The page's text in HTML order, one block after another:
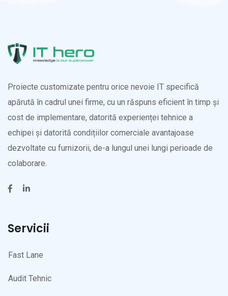
Proiecte customizate pentru orice nevoie IT specifică
apărută în cadrul unei firme, cu un răspuns eficient în timp și
cost de implementare, datorită experienței tehnice a
echipei și datorită condițiilor comerciale avantajoase
dezvoltate cu furnizorii, de-a lungul unei lungi perioade de
colaborare.
Servicii
Fast Lane
Audit Tehnic